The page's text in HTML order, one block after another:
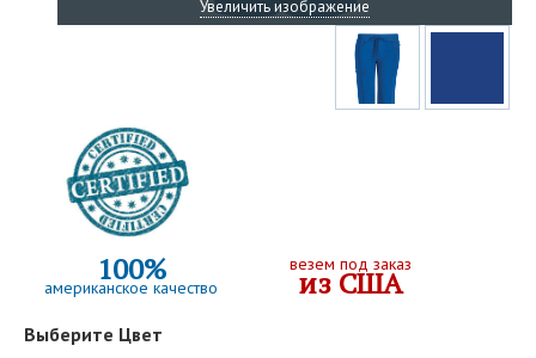
Увеличить изображение
100%
американское качество
везем под заказ
из США
Выберите Цвет